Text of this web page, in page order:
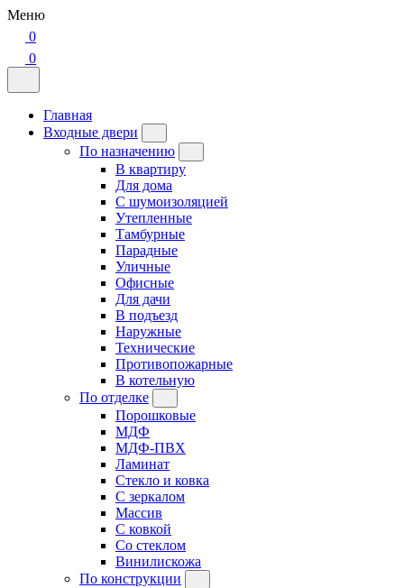
Меню
0
0
Главная
Входные двери
По назначению
В квартиру
Для дома
С шумоизоляцией
Утепленные
Тамбурные
Парадные
Уличные
Офисные
Для дачи
В подъезд
Наружные
Технические
Противопожарные
В котельную
По отделке
Порошковые
МДФ
МДФ-ПВХ
Ламинат
Стекло и ковка
С зеркалом
Массив
С ковкой
Со стеклом
Винилискожа
По конструкции